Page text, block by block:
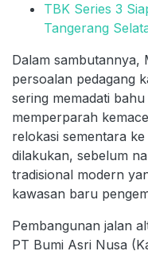
TBK Series 3
Tangerang
Dalam sambutannya,
persoalan pedagang
sering memadati
memperparah
relokasi sementara
dilakukan, sebelum
tradisional modern
kawasan baru
Pembangunan jalan
PT Bumi Asri Nusa